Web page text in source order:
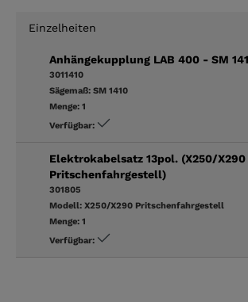
Einzelheiten
Anhängekupplung LAB 400 - SM
3011410
Sägemaß: SM 1410
Menge: 1
Verfügbar:
Elektrokabelsatz 13pol. (X250/X290
Pritschenfahrgestell)
301805
Modell: X250/X290 Pritschenfahrgestell
Menge: 1
Verfügbar: